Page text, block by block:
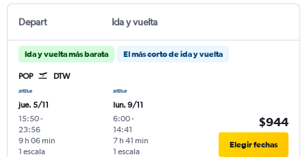
Depart Ida y vuelta
Ida y vuelta más barata El más corto de ida y vuelta
POP DTW
jue. 5/11
15:50-
23:56
1 escala
9 h 06 min
lun. 9/11
6:00-
14:41
1 escala
7 h 41 min
$944
Elegir fechas